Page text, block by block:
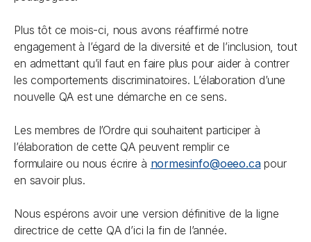
Plus tôt ce mois-ci, nous avons réaffirmé notre
engagement à l’égard de la diversité et de l’inclusion, tout
en admettant qu’il faut en faire plus pour aider à contrer
les comportements discriminatoires. L’élaboration d’une
nouvelle QA est une démarche en ce sens.
Les membres de l’Ordre qui souhaitent participer à
l’élaboration de cette QA peuvent remplir ce
formulaire ou nous écrire à normesinfo@oeeo.capour
en savoir plus.
Nous espérons avoir une version définitive de la ligne
directrice de cette QA d’ici la fin de l’année.